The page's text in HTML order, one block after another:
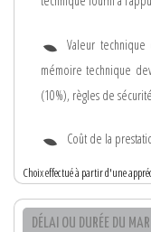
Valeur
mémoire technique
(10%), règles de
Coût de la
Choix effectué à partir d'une
DÉLAI OU DURÉE DU